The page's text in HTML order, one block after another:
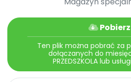
Pomoc
Promocje
Pobierz
Ten plik można pobrać za
dołączanych do
PRZEDSZKOLA lub